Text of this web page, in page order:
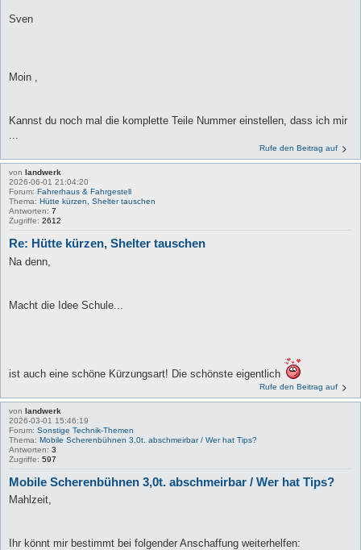
Sven
Moin ,
Kannst du noch mal die komplette Teile Nummer einstellen, dass ich mir
...
Rufe den Beitrag auf
von landwerk
2026-06-01 21:04:20
Forum: Fahrerhaus & Fahrgestell
Thema: Hütte kürzen, Shelter tauschen
Antworten: 7
Zugriffe: 2612
Re: Hütte kürzen, Shelter tauschen
Na denn,
Macht die Idee Schule...
ist auch eine schöne Kürzungsart! Die schönste eigentlich
Rufe den Beitrag auf
von landwerk
2026-03-01 15:46:19
Forum: Sonstige Technik-Themen
Thema: Mobile Scherenbühnen 3,0t. abschmeirbar / Wer hat Tips?
Antworten: 3
Zugriffe: 597
Mobile Scherenbühnen 3,0t. abschmeirbar / Wer hat Tips?
Mahlzeit,
Ihr könnt mir bestimmt bei folgender Anschaffung weiterhelfen: